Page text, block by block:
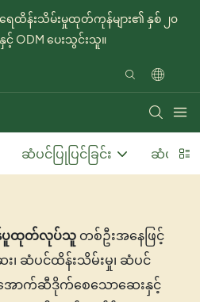
ထိန်းသိမ်းမှုထုတ်ကုန်များ၏ နှစ် ၂၀
ODM ပေးသွင်းသူ။
ဆံပင်ပြုပြင်ခြင်း ဆံပင်ကြီ
ပူထုတ်လုပ်သူ တစ်ဦးအနေဖြင့်
ဆံပင်ထိန်းသိမ်းမှု၊ ဆံပင်
အောက်ဆီဒိုက်စေသောဆေးနှင့်